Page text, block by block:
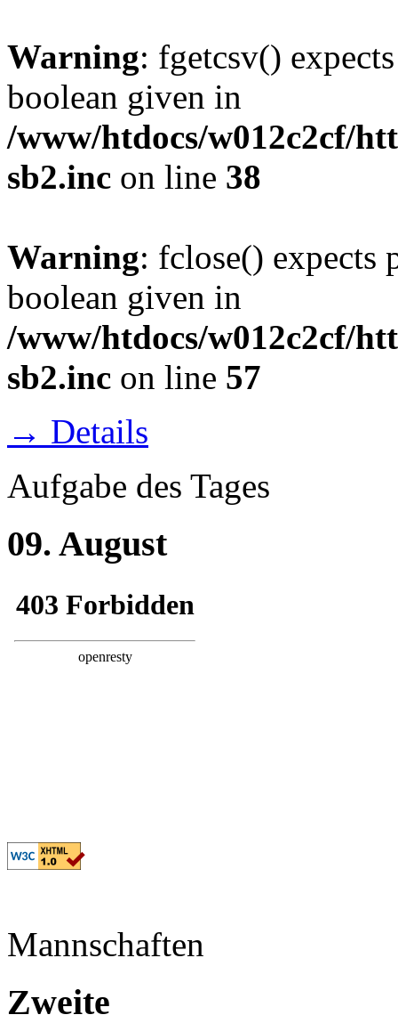
Warning: fgetcsv()
boolean given in
/www/htdocs/w012c2cf/
sb2.inc on line 38
Warning: fclose() expects
boolean given in
/www/htdocs/w012c2cf/
sb2.inc on line 57
→ Details
Aufgabe des Tages
09. August
Mannschaften
Zweite